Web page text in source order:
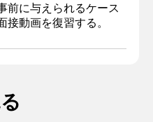
前に与えられるケース
接動画を復習する。